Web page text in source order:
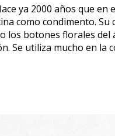
ya 2000 años que
como condimento.
los botones florales del
Se utiliza mucho en la